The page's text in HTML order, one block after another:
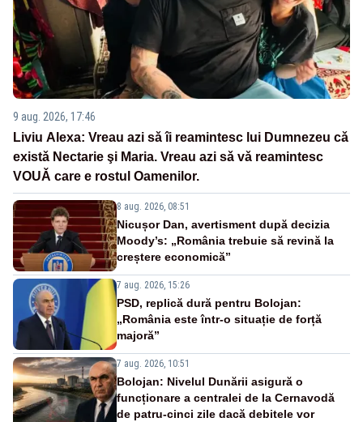
9 aug. 2026, 17:46
Liviu Alexa: Vreau azi sǎ îi reamintesc lui Dumnezeu cǎ
existǎ Nectarie şi Maria. Vreau azi sǎ vǎ reamintesc
VOUǍ care e rostul Oamenilor.
8 aug. 2026, 08:51
Nicușor Dan, avertisment după decizia
Moody’s: „România trebuie să revină la
creștere economică”
7 aug. 2026, 15:26
PSD, replică dură pentru Bolojan:
„România este într-o situație de forță
majoră”
7 aug. 2026, 10:51
Bolojan: Nivelul Dunării asigură o
funcționare a centralei de la Cernavodă
de patru-cinci zile dacă debitele vor